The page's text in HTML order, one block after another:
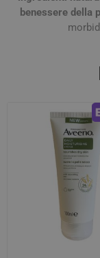
benessere della